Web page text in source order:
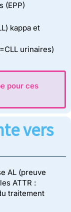
(EPP)
kappa et
urinaires)
pour ces
vers
AL (preuve
ATTR :
traitement